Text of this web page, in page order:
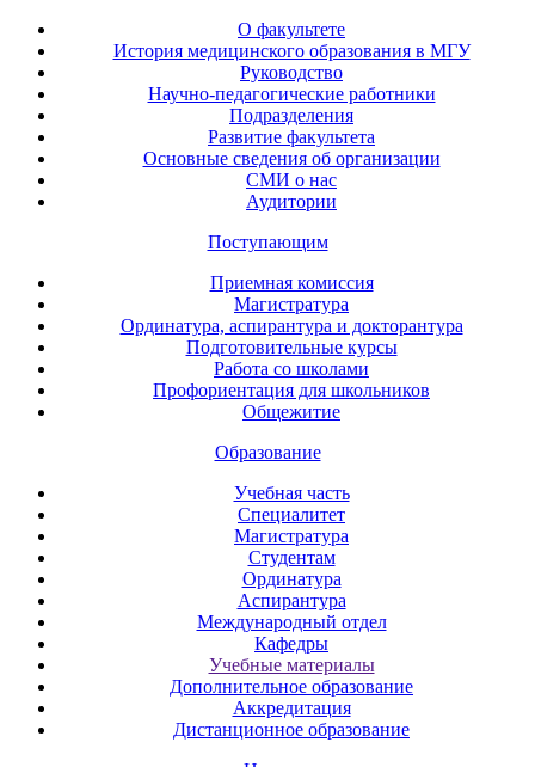
О факультете
История медицинского образования в МГУ
Руководство
Научно-педагогические работники
Подразделения
Развитие факультета
Основные сведения об организации
СМИ о нас
Аудитории
Поступающим
Приемная комиссия
Магистратура
Ординатура, аспирантура и докторантура
Подготовительные курсы
Работа со школами
Профориентация для школьников
Общежитие
Образование
Учебная часть
Специалитет
Магистратура
Студентам
Ординатура
Аспирантура
Международный отдел
Кафедры
Учебные материалы
Дополнительное образование
Аккредитация
Дистанционное образование